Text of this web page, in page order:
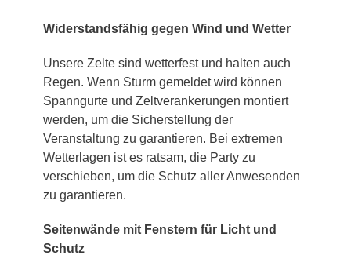
Widerstandsfähig gegen Wind und Wetter
Unsere Zelte sind wetterfest und halten auch
Regen. Wenn Sturm gemeldet wird können
Spanngurte und Zeltverankerungen montiert
werden, um die Sicherstellung der
Veranstaltung zu garantieren. Bei extremen
Wetterlagen ist es ratsam, die Party zu
verschieben, um die Schutz aller Anwesenden
zu garantieren.
Seitenwände mit Fenstern für Licht und
Schutz